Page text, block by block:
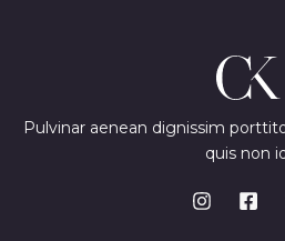
Pulvinar aenean dignissim
quis non